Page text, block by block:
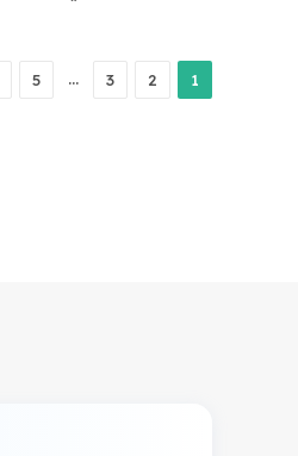
1
2
3
…
5